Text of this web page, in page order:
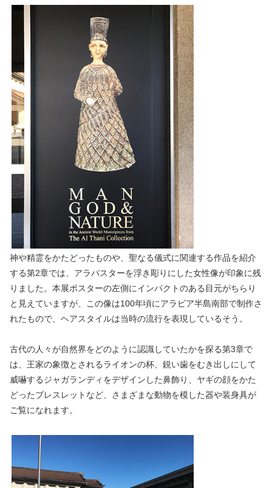
神や精霊をかたどったものや、聖なる儀式に関連する作品を紹介
する第2章では、アラバスターを浮き彫りにした女性像が印象に残
りました。本展ポスターの左側にインパクトのある目元がちらり
と見えていますが、この像は100年頃にアラビア半島南部で制作さ
れたもので、ヘアスタイルは当時の流行を表現しているそう。
古代の人々が自然界をどのように認識していたかを探る第3章で
は、王家の象徴とされるライオンの杯、鋭い歯をむき出しにして
威嚇するジャガランディをデザインした鼻飾り、ヤギの顔をかた
どったブレスレットなど、さまざまな動物を模した器や装身具が
ご覧になれます。